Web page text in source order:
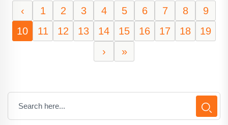
‹ 1 2 3 4 5 6 7 8
9
10
11 12 13 14 15 16 17 18
19
›
»